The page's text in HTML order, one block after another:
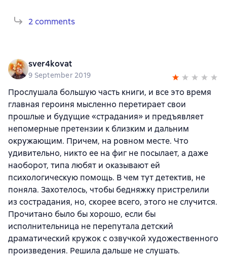
2 comments
sver4kovat
9 September 2019
Прослушала большую часть книги, и все это время
главная героиня мысленно перетирает свои
прошлые и будущие «страдания» и предъявляет
непомерные претензии к близким и дальним
окружающим. Причем, на ровном месте. Что
удивительно, никто ее на фиг не посылает, а даже
наоборот, типа любят и оказывают ей
психологическую помощь. В чем тут детектив, не
поняла. Захотелось, чтобы бедняжку пристрелили
из сострадания, но, скорее всего, этого не случится.
Прочитано было бы хорошо, если бы
исполнительница не перепутала детский
драматический кружок с озвучкой художественного
произведения. Решила дальше не слушать.